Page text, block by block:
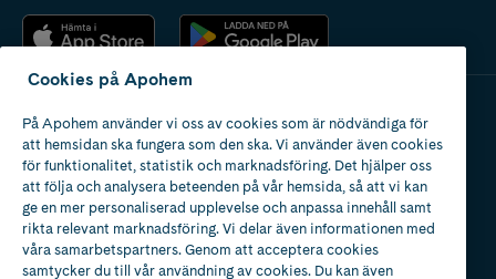
Apotek med tillstånd
av Läkemedelsverket
Cookies på Apohem
På Apohem använder vi oss av cookies som är nödvändiga för
att hemsidan ska fungera som den ska. Vi använder även cookies
för funktionalitet, statistik och marknadsföring. Det hjälper oss
att följa och analysera beteenden på vår hemsida, så att vi kan
ge en mer personaliserad upplevelse och anpassa innehåll samt
rikta relevant marknadsföring. Vi delar även informationen med
våra samarbetspartners. Genom att acceptera cookies
samtycker du till vår användning av cookies. Du kan även